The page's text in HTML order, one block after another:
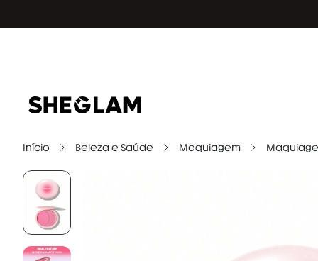
Início Beleza e Saúde Maquiagem